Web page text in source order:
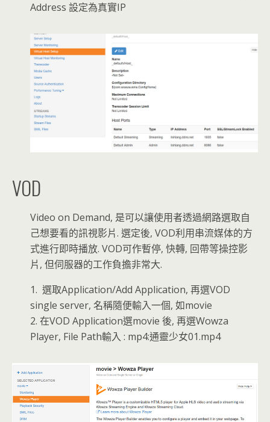
Address 設定為真實IP
VOD
Video on Demand, 是可以讓使用者透過網路選取自
己想要看的訊視影片. 選定後, VOD利用串流媒体的方
式進行即時播放. VOD可作暫停, 快轉, 回帶等操控影
片, 但伺服器的工作負擔非常大.
1. 選取Application/Add Application, 再選VOD
single server, 名稱隨便輸入一個, 如movie
2. 在VOD Application選movie 後, 再選Wowza
Player, File Path輸入 : mp4:通靈少女01.mp4